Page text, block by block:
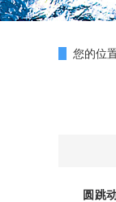
您的位
圆跳